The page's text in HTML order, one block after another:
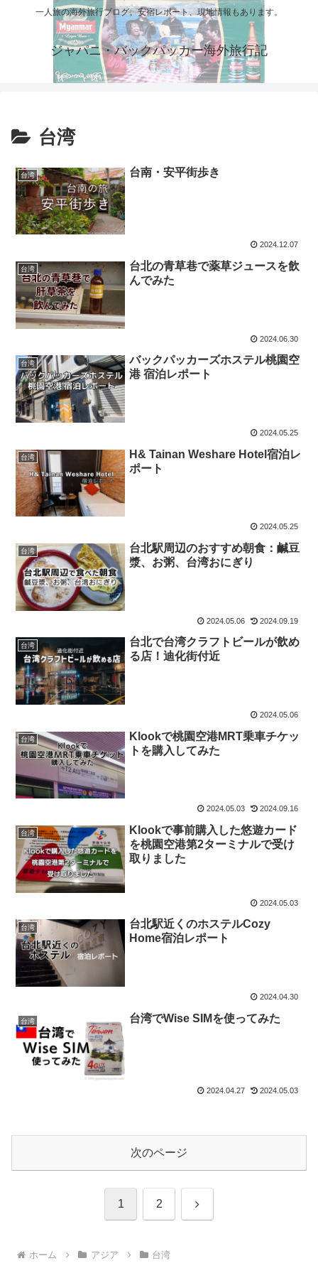
一人旅の海外旅行ブログ。安宿レポート、現地情報もあります。
ジャパニ・バックパッカー海外旅行記
台湾
台湾 台南・安平街歩き
2024.12.07
台湾
台北の青草巷で薬草ジュースを飲
んでみた
2024.06.30
台湾
バックパッカーズホステル桃園空
港 宿泊レポート
2024.05.25
台湾
H& Tainan Weshare Hotel宿泊レ
ポート
2024.05.25
台湾
台北駅周辺のおすすめ朝食：鹹豆
漿、お粥、台湾おにぎり
2024.05.06 2024.09.19
台湾
台北で台湾クラフトビールが飲め
る店！迪化街付近
2024.05.06
台湾
Klookで桃園空港MRT乗車チケッ
トを購入してみた
2024.05.03 2024.09.16
台湾
Klookで事前購入した悠遊カード
を桃園空港第2ターミナルで受け
取りました
2024.05.03
台湾
台北駅近くのホステルCozy
Home宿泊レポート
2024.04.30
台湾 台湾でWise SIMを使ってみた
2024.04.27 2024.05.03
次のページ
1 2 次
ホーム アジア 台湾